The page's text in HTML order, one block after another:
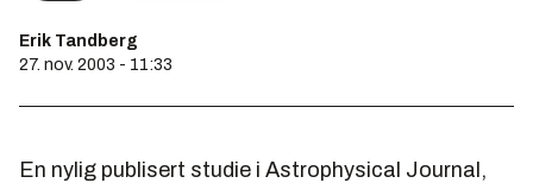
Erik Tandberg
27. nov. 2003 - 11:33
En nylig publisert studie i Astrophysical Journal,